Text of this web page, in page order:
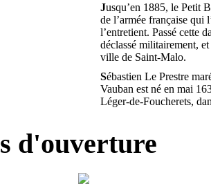
Jusqu’en 1885, le Petit
de l’armée française qui
l’entretient. Passé cette
déclassé militairement,
ville de Saint-Malo.
Sébastien Le Prestre
Vauban est né en mai
Léger-de-Foucherets,
d'ouverture